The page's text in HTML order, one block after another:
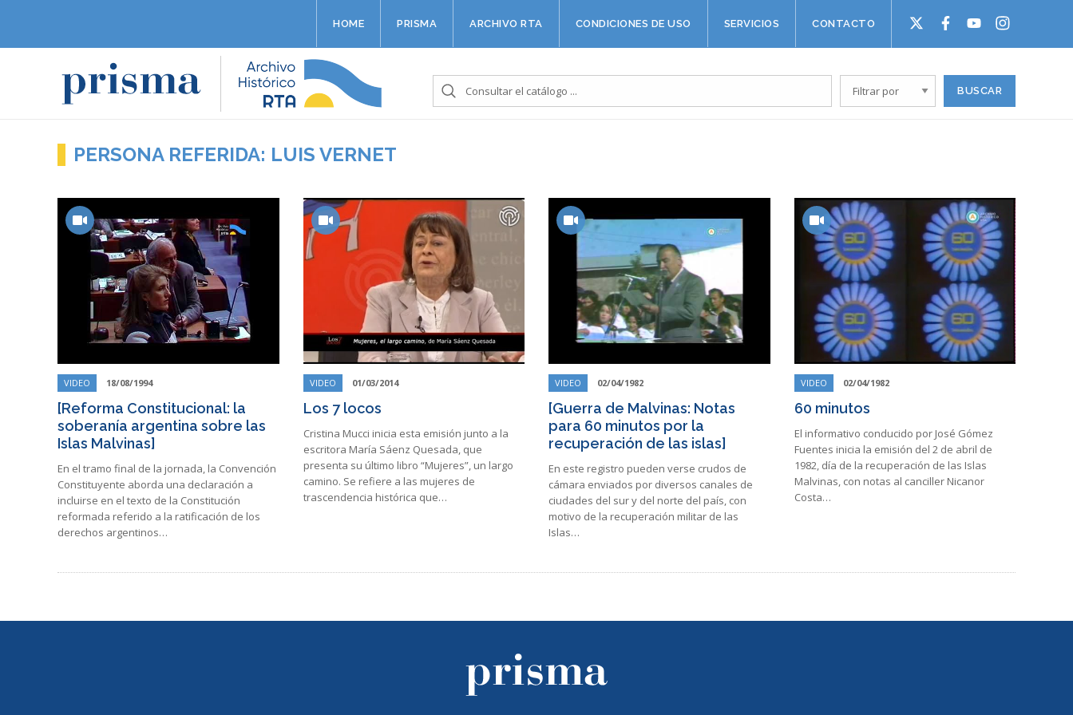
HOME PRISMA ARCHIVO RTA CONDICIONES DE USO SERVICIOS CONTACTO
PERSONA REFERIDA: LUIS VERNET
VIDEO 18/08/1994
[Reforma Constitucional: la
soberanía argentina sobre las
Islas Malvinas]
En el tramo final de la jornada, la Convención
Constituyente aborda una declaración a
incluirse en el texto de la Constitución
reformada referido a la ratificación de los
derechos argentinos…
VIDEO 01/03/2014
Los 7 locos
Cristina Mucci inicia esta emisión junto a la
escritora María Sáenz Quesada, que
presenta su último libro “Mujeres”, un largo
camino. Se refiere a las mujeres de
trascendencia histórica que…
VIDEO 02/04/1982
[Guerra de Malvinas: Notas
para 60 minutos por la
recuperación de las islas]
En este registro pueden verse crudos de
cámara enviados por diversos canales de
ciudades del sur y del norte del país, con
motivo de la recuperación militar de las
Islas…
VIDEO 02/04/1982
60 minutos
El informativo conducido por José Gómez
Fuentes inicia la emisión del 2 de abril de
1982, día de la recuperación de las Islas
Malvinas, con notas al canciller Nicanor
Costa…